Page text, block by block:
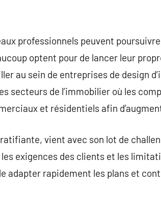
professionnels peuvent
optent pour de lancer leur
au sein de entreprises de design
secteurs de l’immobilier où les
et résidentiels afin
vient avec son lot de
exigences des clients et les
adapter rapidement les plans et